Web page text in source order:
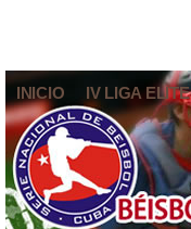
INICIO IV LIGA ELITE